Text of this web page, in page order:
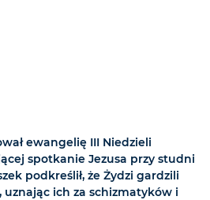
ewangelię III Niedzieli
spotkanie Jezusa przy studni
podkreślił, że Żydzi gardzili
ich za schizmatyków i